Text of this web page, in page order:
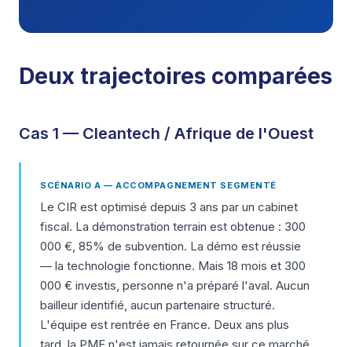
Deux trajectoires comparées
Cas 1 — Cleantech / Afrique de l'Ouest
SCÉNARIO A — ACCOMPAGNEMENT SEGMENTÉ
Le CIR est optimisé depuis 3 ans par un cabinet
fiscal. La démonstration terrain est obtenue : 300
000 €, 85% de subvention. La démo est réussie
— la technologie fonctionne. Mais 18 mois et 300
000 € investis, personne n'a préparé l'aval. Aucun
bailleur identifié, aucun partenaire structuré.
L'équipe est rentrée en France. Deux ans plus
tard, la PME n'est jamais retournée sur ce marché.